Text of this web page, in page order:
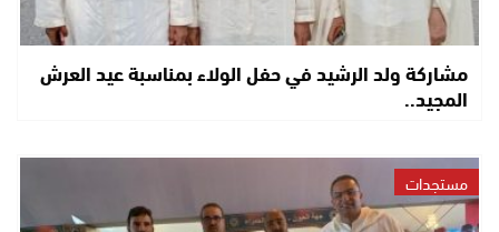
مشاركة ولد الرشيد في حفل الولاء بمناسبة عيد العرش
المجيد..
مستجدات